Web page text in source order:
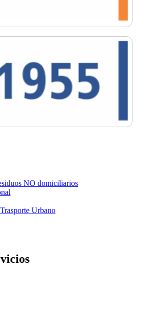
NO domiciliarios
Urbano